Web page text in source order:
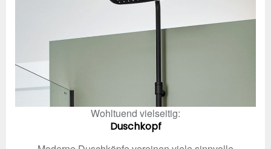
Wohltuend vielseitig:
Duschkopf